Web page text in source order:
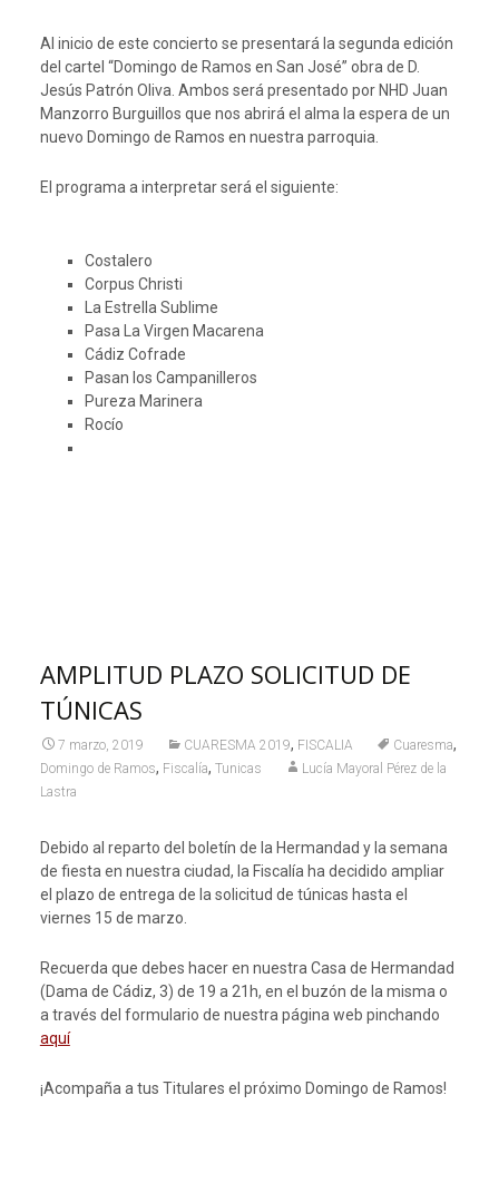
Al inicio de este concierto se presentará la segunda edición
del cartel “Domingo de Ramos en San José” obra de D.
Jesús Patrón Oliva. Ambos será presentado por NHD Juan
Manzorro Burguillos que nos abrirá el alma la espera de un
nuevo Domingo de Ramos en nuestra parroquia.
El programa a interpretar será el siguiente:
Costalero
Corpus Christi
La Estrella Sublime
Pasa La Virgen Macarena
Cádiz Cofrade
Pasan los Campanilleros
Pureza Marinera
Rocío
AMPLITUD PLAZO SOLICITUD DE
TÚNICAS
7 marzo, 2019 CUARESMA 2019, FISCALIA Cuaresma,
Domingo de Ramos, Fiscalía, Tunicas
Lucía Mayoral Pérez de la
Lastra
Debido al reparto del boletín de la Hermandad y la semana
de fiesta en nuestra ciudad, la Fiscalía ha decidido ampliar
el plazo de entrega de la solicitud de túnicas hasta el
viernes 15 de marzo.
Recuerda que debes hacer en nuestra Casa de Hermandad
(Dama de Cádiz, 3) de 19 a 21h, en el buzón de la misma o
a través del formulario de nuestra página web pinchando
aquí
¡Acompaña a tus Titulares el próximo Domingo de Ramos!